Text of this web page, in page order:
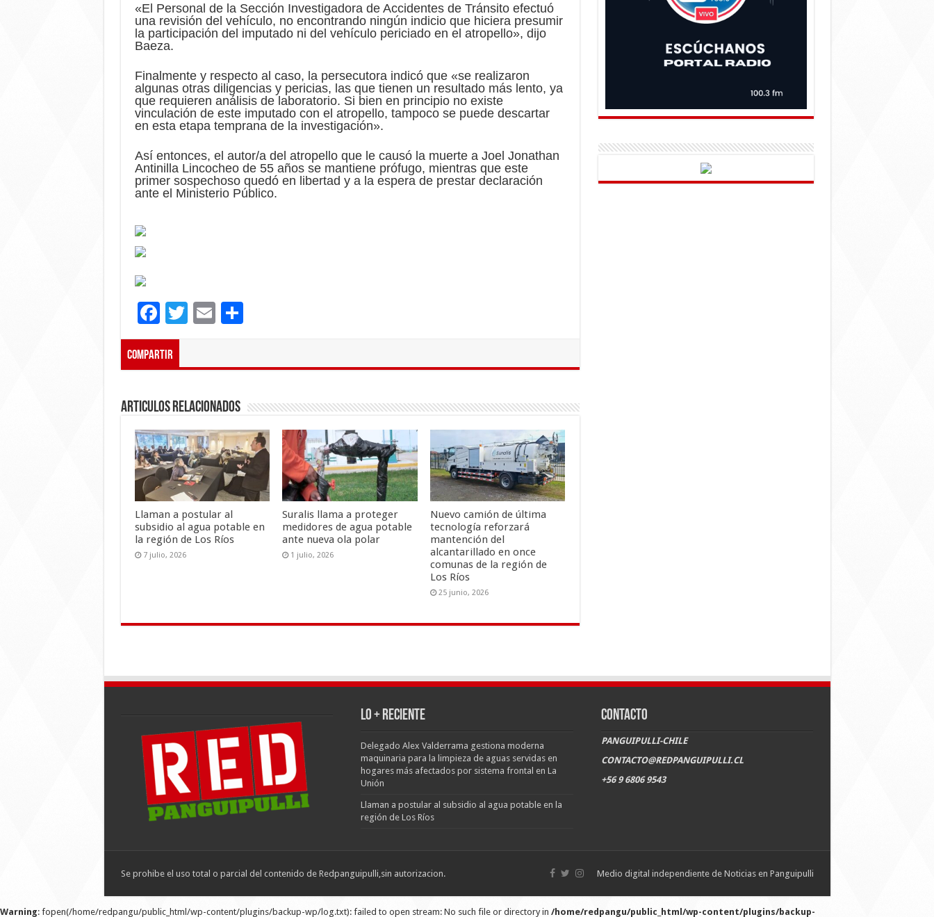
«El Personal de la Sección Investigadora de Accidentes de Tránsito efectuó
una revisión del vehículo, no encontrando ningún indicio que hiciera presumir
la participación del imputado ni del vehículo periciado en el atropello», dijo
Baeza.
Finalmente y respecto al caso, la persecutora indicó que «se realizaron
algunas otras diligencias y pericias, las que tienen un resultado más lento, ya
que requieren análisis de laboratorio. Si bien en principio no existe
vinculación de este imputado con el atropello, tampoco se puede descartar
en esta etapa temprana de la investigación».
Así entonces, el autor/a del atropello que le causó la muerte a Joel Jonathan
Antinilla Lincocheo de 55 años se mantiene prófugo, mientras que este
primer sospechoso quedó en libertad y a la espera de prestar declaración
ante el Ministerio Público.
F
ac
e
o
o
k
T E
C
ar
ti
r
Compartir
Articulos Relacionados
Llaman a postular al
subsidio al agua potable en
la región de Los Ríos
7 julio, 2026
Suralis llama a proteger
medidores de agua potable
ante nueva ola polar
1 julio, 2026
Nuevo camión de última
tecnología reforzará
mantención del
alcantarillado en once
comunas de la región de
Los Ríos
25 junio, 2026
LO + RECIENTE
Delegado Alex Valderrama gestiona moderna
maquinaria para la limpieza de aguas servidas en
hogares más afectados por sistema frontal en La
Unión
Llaman a postular al subsidio al agua potable en la
región de Los Ríos
CONTACTO
PANGUIPULLI-CHILE
CONTACTO@REDPANGUIPULLI.CL
+56 9 6806 9543
Medio digital independiente de Noticias en Panguipulli
Se prohibe el uso total o parcial del contenido de Redpanguipulli,sin autorizacion.
Warning: fopen(/home/redpangu/public_html/wp-content/plugins/backup-wp/log.txt): failed to open stream: No such file or directory in /home/redpangu/public_html/wp-content/plugins/backup-